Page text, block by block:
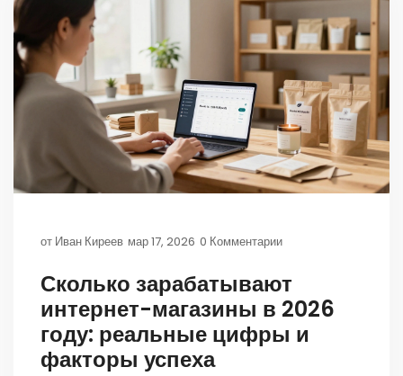
от Иван Киреев мар 17, 2026 0 Комментарии
Сколько зарабатывают
интернет-магазины в 2026
году: реальные цифры и
факторы успеха